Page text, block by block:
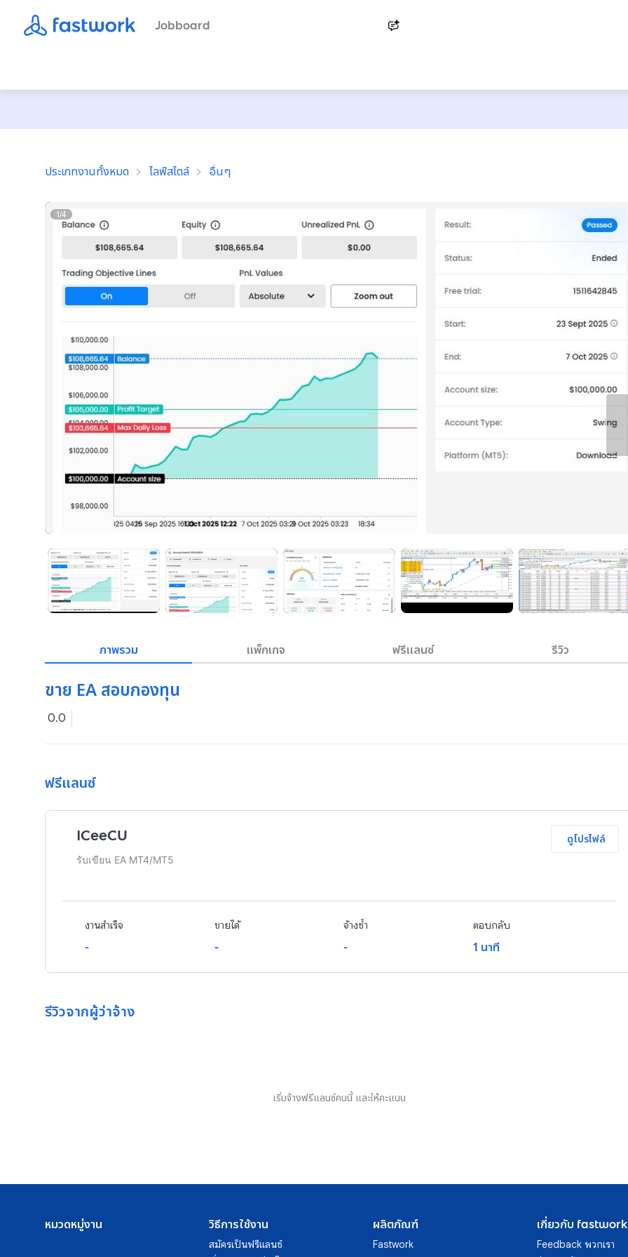
Jobboard
ประเภทงานทั้งหมด ไลฟ์สไตล์ อื่นๆ
1/4
ภาพรวม แพ็กเกจ ฟรีแลนซ์ รีวิว
ขาย EA สอบกองทุน
0.0
ฟรีแลนซ์
ICeeCU
รับเขียน EA MT4/MT5
ดูโปรไฟล์
งานสำเร็จ
-
ขายได้
-
จ้างซ้ำ
-
ตอบกลับ
1 นาที
รีวิวจากผู้ว่าจ้าง
เริ่มจ้างฟรีแลนซ์คนนี้ และให้คะแนน
หมวดหมู่งาน วิธีการใช้งาน
สมัครเป็นฟรีแลนซ์
ผลิตภัณฑ์
Fastwork
เกี่ยวกับ fastwork
Feedback พวกเรา